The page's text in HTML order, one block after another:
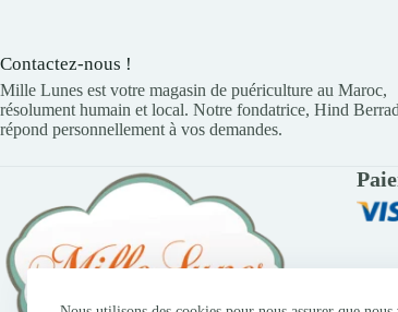
Contactez-nous !
Mille Lunes est votre magasin de puériculture au Maroc,
résolument humain et local. Notre fondatrice, Hind
répond personnellement à vos demandes.